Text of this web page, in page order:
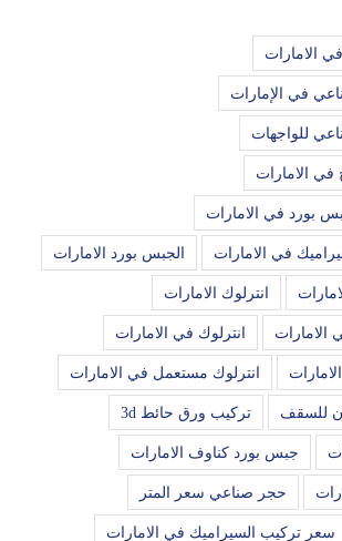
الامارات
في الإمارات
للواجهات
في الامارات
بورد في الامارات
في الامارات الجبس بورد الامارات
انترلوك الامارات
الامارات انترلوك في الامارات
انترلوك مستعمل في الامارات
للسقف تركيب ورق حائط 3d
جبس بورد كناوف الامارات
حجر صناعي سعر المتر
سعر تركيب السيراميك في الامارات